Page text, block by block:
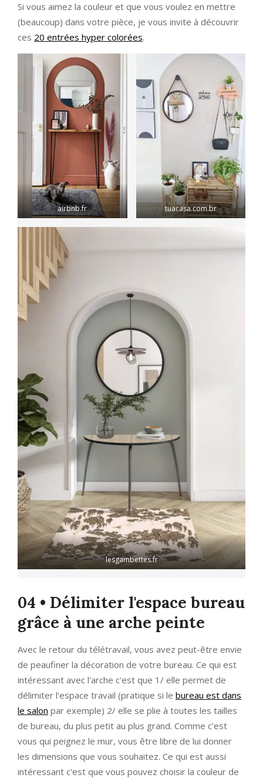
Si vous aimez la couleur et que vous voulez en mettre
(beaucoup) dans votre pièce, je vous invite à découvrir
ces 20 entrées hyper colorées.
airbnb.fr tuacasa.com.br
lesgambettes.fr
04 • Délimiter l'espace bureau
grâce à une arche peinte
Avec le retour du télétravail, vous avez peut-être envie
de peaufiner la décoration de votre bureau. Ce qui est
intéressant avec l'arche c'est que 1/ elle permet de
délimiter l'espace travail (pratique si le bureau est dans
le salon par exemple) 2/ elle se plie à toutes les tailles
de bureau, du plus petit au plus grand. Comme c'est
vous qui peignez le mur, vous être libre de lui donner
les dimensions que vous souhaitez. Ce qui est aussi
intéressant c'est que vous pouvez choisir la couleur de